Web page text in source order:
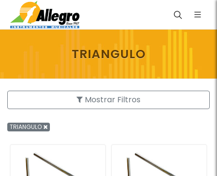
TRIANGULO
Mostrar Filtros
TRIANGULO